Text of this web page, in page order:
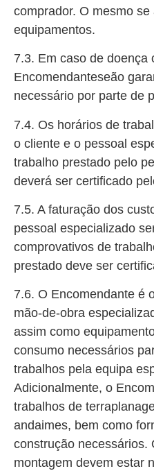
comprador. O mesmo
equipamentos.
7.3. Em caso de doença
Encomendanteseão
necessário por parte de
7.4. Os horários de
o cliente e o pessoal
trabalho prestado pelo
deverá ser certificado
7.5. A faturação dos
pessoal especializado
comprovativos de
prestado deve ser
7.6. O Encomendante é
mão-de-obra
assim como
consumo necessários
trabalhos pela equipa
Adicionalmente, o
trabalhos de
andaimes, bem como
construção necessários.
montagem devem estar